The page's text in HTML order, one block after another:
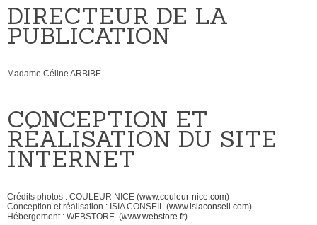
DIRECTEUR DE LA
PUBLICATION
Madame Céline ARBIBE
CONCEPTION ET
RÉALISATION DU SITE
INTERNET
Crédits photos : COULEUR NICE (www.couleur-nice.com)
Conception et réalisation : ISIA CONSEIL (www.isiaconseil.com)
Hébergement : WEBSTORE (www.webstore.fr)